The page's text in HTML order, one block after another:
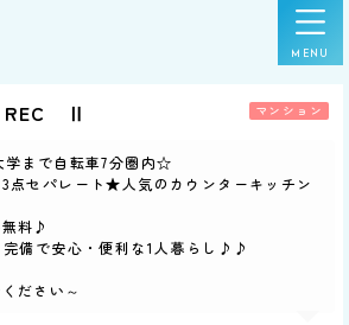
Ⅱ マンション
学まで自転車7分圏内☆
点セパレート★人気のカウンターキッチン
料♪
完備で安心・便利な1人暮らし♪♪
ださい～